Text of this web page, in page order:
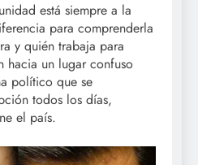
está siempre a la
para comprenderla
y quién trabaja para
hacia un lugar confuso
político que se
todos los días,
el país.